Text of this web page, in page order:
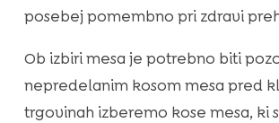
posebej pomembno pri zdravi
Ob izbiri mesa je potrebno biti
nepredelanim kosom mesa pred
trgovinah izberemo kose mesa, ki